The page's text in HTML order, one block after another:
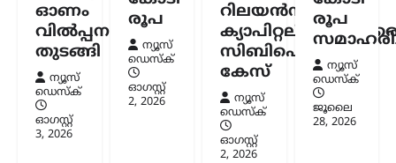
ഓണം
വിൽപ്പന
തുടങ്ങി
ന്യൂസ്
ഡെസ്ക്
ഓഗസ്റ്റ്‌
3, 2026
രൂപ
ന്യൂസ്
ഡെസ്ക്
ഓഗസ്റ്റ്‌
2, 2026
റിലയൻസ്
സിബിഐ
കേസ്
ന്യൂസ്
ഡെസ്ക്
ഓഗസ്റ്റ്‌
2, 2026
രൂപ
ന്യൂസ്
ഡെസ്ക്
ജൂലൈ
28, 2026